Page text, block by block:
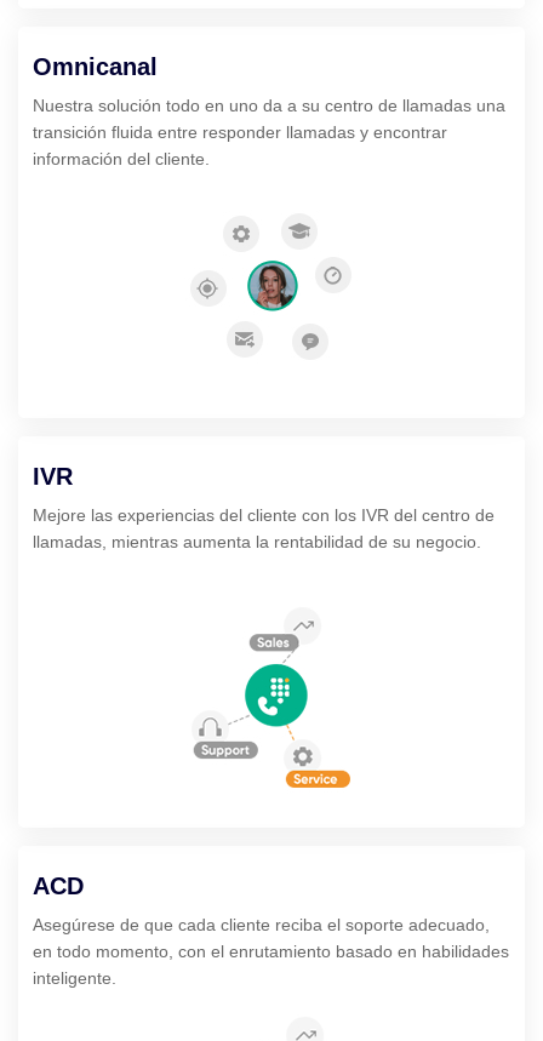
Omnicanal
Nuestra solución todo en uno da a su centro de llamadas una
transición fluida entre responder llamadas y encontrar
información del cliente.
IVR
Mejore las experiencias del cliente con los IVR del centro de
llamadas, mientras aumenta la rentabilidad de su negocio.
ACD
Asegúrese de que cada cliente reciba el soporte adecuado,
en todo momento, con el enrutamiento basado en habilidades
inteligente.